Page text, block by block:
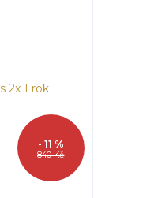
840 Kč
- 11 %